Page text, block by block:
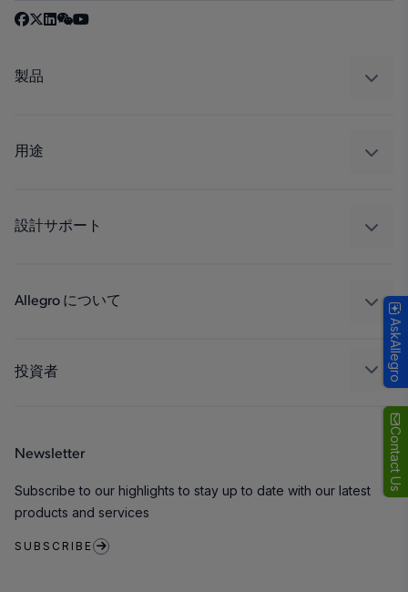
Contact Us
製品
レギュレート
用途
工業
設計サポート
パッケージング
Allegro について
キャリア
お問い合わせ先
投資者
Newsletter
Subscribe to our highlights to stay up to date with our latest
products and services
SUBSCRIBE
AskAllegro